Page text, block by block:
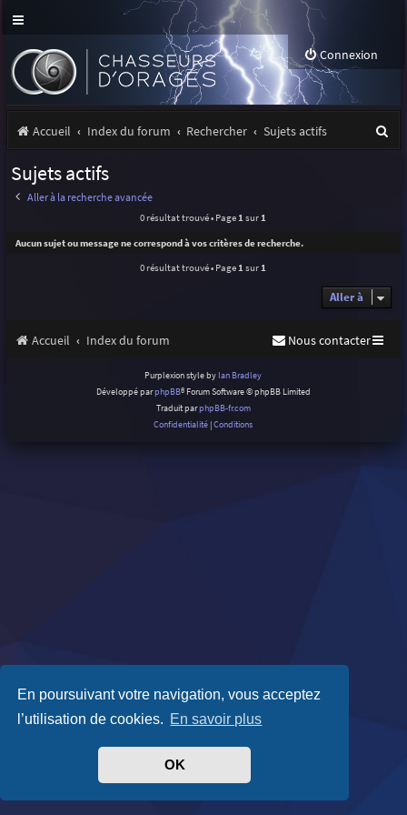
En poursuivant votre navigation, vous acceptez
l’utilisation de cookies. En savoir plus
OK
Connexion
Accueil Index du forum Rechercher Sujets actifs
c
Sujets actifs
Aller à la recherche avancée
0 résultat trouvé • Page 1 sur 1
Aucun sujet ou message ne correspond à vos critères de recherche.
0 résultat trouvé • Page 1 sur 1
Aller à
Accueil Index du forum Nous contacter
Purplexion style by Ian Bradley
Développé parphpBB® Forum Software © phpBB Limited
Traduit parphpBB-fr.com
Confidentialité |Conditions